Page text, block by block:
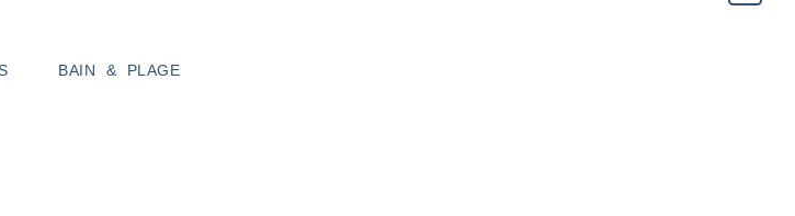
BAIN & PLAGE